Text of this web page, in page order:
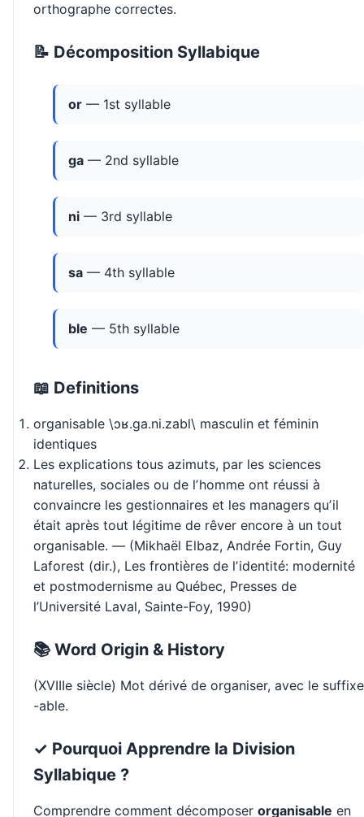
orthographe correctes.
📝 Décomposition Syllabique
or — 1st syllable
ga — 2nd syllable
ni — 3rd syllable
sa — 4th syllable
ble — 5th syllable
📖 Definitions
organisable \ɔʁ.ɡa.ni.zabl\ masculin et féminin
identiques
Les explications tous azimuts, par les sciences
naturelles, sociales ou de lʼhomme ont réussi à
convaincre les gestionnaires et les managers quʼil
était après tout légitime de rêver encore à un tout
organisable. — (Mikhaël Elbaz, ‎Andrée Fortin, ‎Guy
Laforest (dir.), Les frontières de lʼidentité: modernité
et postmodernisme au Québec, Presses de
l’Université Laval, Sainte-Foy, 1990)
📚 Word Origin & History
(XVIIIe siècle) Mot dérivé de organiser, avec le suffixe
-able.
✓ Pourquoi Apprendre la Division
Syllabique ?
Comprendre comment décomposer organisable en